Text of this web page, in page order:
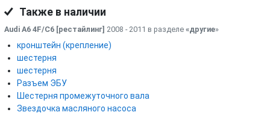
Также в наличии
Audi A6 4F/C6 [рестайлинг] 2008 - 2011 в разделе «другие»
кронштейн (крепление)
шестерня
шестерня
Разъем ЭБУ
Шестерня промежуточного вала
Звездочка масляного насоса